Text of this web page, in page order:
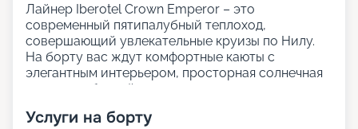
Лайнер Iberotel Crown Emperor – это
современный пятипалубный теплоход,
совершающий увлекательные круизы по Нилу.
На борту вас ждут комфортные каюты с
элегантным интерьером, просторная солнечная
терраса с бассейном для отдыха, а также
Гостям предлагается изысканный ресторан с
Услуги на борту